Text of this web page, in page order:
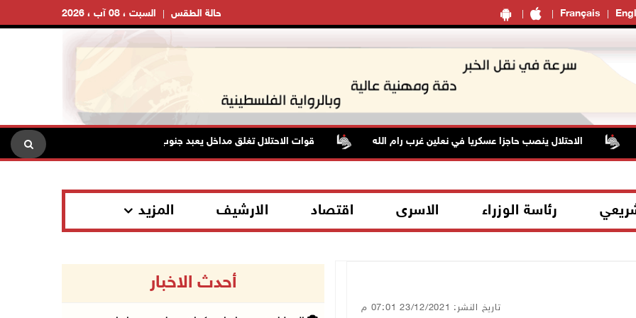
Français السبت ، 08 آب ، 2026 حالة الطقس
الاحتلال ينصب حاجزا عسكريا في نعلين غرب رام الله قوات الاحتلال تغلق مداخل يعبد جنوب غرب جنين تواصل انتهاكات
رئاسة الوزراء الاسرى اقتصاد الارشيف المزيد
تاريخ النشر: 23/12/2021 07:01 م
أحدث الاخبار